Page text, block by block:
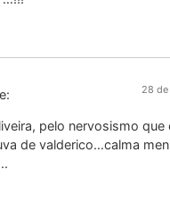
28
pelo nervosismo que
de valderico…calma